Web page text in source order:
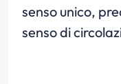
senso unico,
senso di